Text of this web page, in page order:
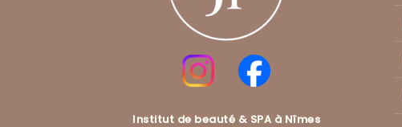
Institut de beauté & SPA à Nîmes